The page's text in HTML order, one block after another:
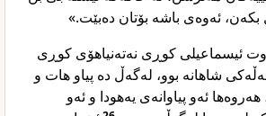
ئەوەی باشە بۆتان دەبێت.»
ئیسماعیلی کوڕی نەتەنیاهۆی کوڕی
شاهانە بوو، لەگەڵ دە پیاو هات و
ئەو پیاوانەی یەهودا و ئەو